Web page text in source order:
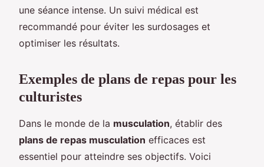
une séance intense. Un suivi médical est
recommandé pour éviter les surdosages et
optimiser les résultats.
Exemples de plans de repas pour les
culturistes
Dans le monde de la musculation, établir des
plans de repas musculation efficaces est
essentiel pour atteindre ses objectifs. Voici